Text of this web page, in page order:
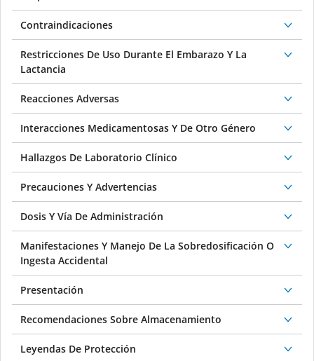
Contraindicaciones
Restricciones De Uso Durante El Embarazo Y La
Lactancia
Reacciones Adversas
Interacciones Medicamentosas Y De Otro Género
Hallazgos De Laboratorio Clínico
Precauciones Y Advertencias
Dosis Y Vía De Administración
Manifestaciones Y Manejo De La Sobredosificación O
Ingesta Accidental
Presentación
Recomendaciones Sobre Almacenamiento
Leyendas De Protección